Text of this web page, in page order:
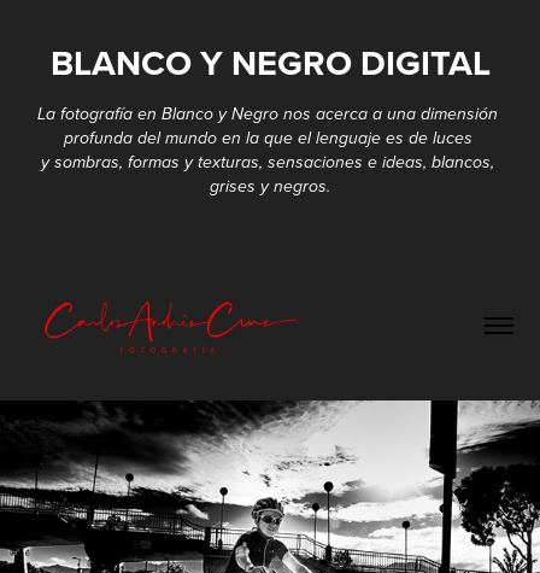
BLANCO Y NEGRO DIGITAL
La fotografía en Blanco y Negro nos acerca a una dimensión
profunda del mundo en la que el lenguaje es de luces
y sombras, formas y texturas, sensaciones e ideas, blancos,
grises y negros.
BLANCO Y NEGRO DIGITAL
La fotografía en Blanco y Negro nos acerca a una dimensión
profunda del mundo en la que el lenguaje es de luces
y sombras, formas y texturas, sensaciones e ideas, blancos,
grises y negros.